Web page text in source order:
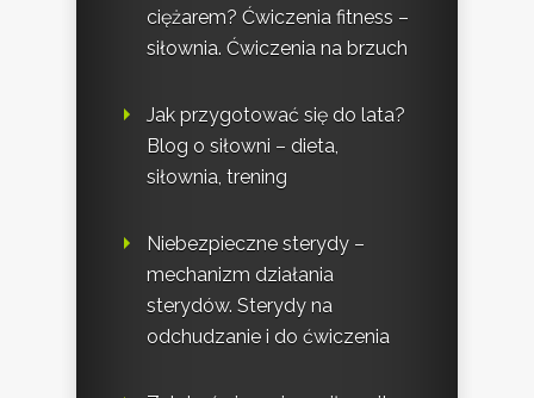
ciężarem? Ćwiczenia fitness –
siłownia. Ćwiczenia na brzuch
Jak przygotować się do lata?
Blog o siłowni – dieta,
siłownia, trening
Niebezpieczne sterydy –
mechanizm działania
sterydów. Sterydy na
odchudzanie i do ćwiczenia